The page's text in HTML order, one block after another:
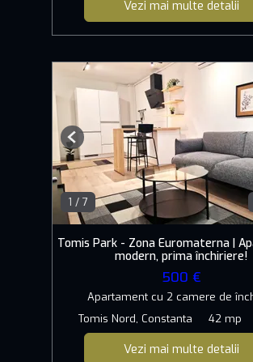
Vezi mai multe detalii
1 / 7
Previous
Tomis Park - Zona Euromaterna |
modern, prima închiriere!
500 €
Apartament cu 2 camere de
Tomis Nord, Constanta
42 mp
Vezi mai multe detalii